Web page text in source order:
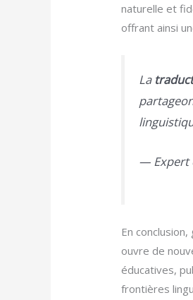
naturelle et
offrant ainsi
La
— Expert
En
ouvre de
éducatives,
frontières